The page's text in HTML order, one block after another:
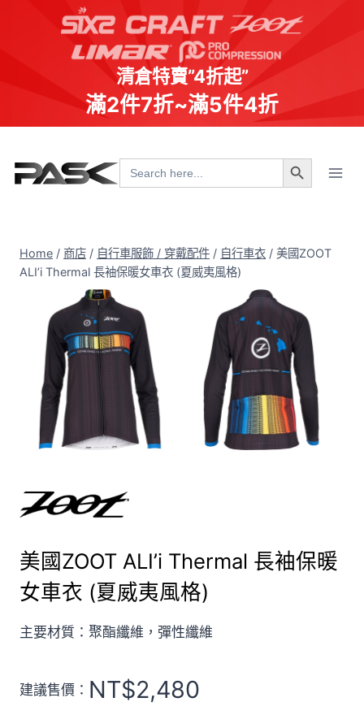
清倉特賣”4折起”
滿2件7折~滿5件4折
content
Search
for:
Search Button
Home / 商店 / 自行車服飾 / 穿戴配件 / 自行車衣 / 美國ZOOT
ALI’i Thermal 長袖保暖女車衣 (夏威夷風格)
美國ZOOT ALI’i Thermal 長袖保暖
女車衣 (夏威夷風格)
主要材質：聚酯纖維，彈性纖維
建議售價： NT$2,480